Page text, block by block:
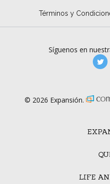
Términos y
LIFE
Síguenos en
© 2026 Expansión.